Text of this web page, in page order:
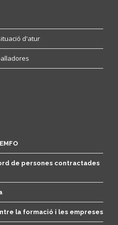
d'atur
de persones contractades
la formació i les empreses